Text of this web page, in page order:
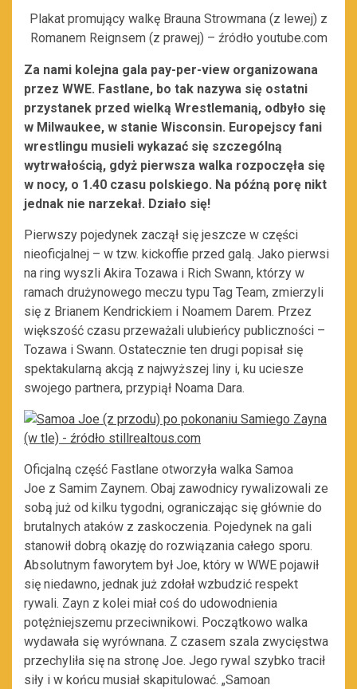
Plakat promujący walkę Brauna Strowmana (z lewej) z
Romanem Reignsem (z prawej) – źródło youtube.com
Za nami kolejna gala pay-per-view organizowana
przez WWE. Fastlane, bo tak nazywa się ostatni
przystanek przed wielką Wrestlemanią, odbyło się
w Milwaukee, w stanie Wisconsin. Europejscy fani
wrestlingu musieli wykazać się szczególną
wytrwałością, gdyż pierwsza walka rozpoczęła się
w nocy, o 1.40 czasu polskiego. Na późną porę nikt
jednak nie narzekał. Działo się!
Pierwszy pojedynek zaczął się jeszcze w części
nieoficjalnej – w tzw. kickoffie przed galą. Jako pierwsi
na ring wyszli Akira Tozawa i Rich Swann, którzy w
ramach drużynowego meczu typu Tag Team, zmierzyli
się z Brianem Kendrickiem i Noamem Darem. Przez
większość czasu przeważali ulubieńcy publiczności –
Tozawa i Swann. Ostatecznie ten drugi popisał się
spektakularną akcją z najwyższej liny i, ku uciesze
swojego partnera, przypiął Noama Dara.
Oficjalną część Fastlane otworzyła walka Samoa
Joe z Samim Zaynem. Obaj zawodnicy rywalizowali ze
sobą już od kilku tygodni, ograniczając się głównie do
brutalnych ataków z zaskoczenia. Pojedynek na gali
stanowił dobrą okazję do rozwiązania całego sporu.
Absolutnym faworytem był Joe, który w WWE pojawił
się niedawno, jednak już zdołał wzbudzić respekt
rywali. Zayn z kolei miał coś do udowodnienia
potężniejszemu przeciwnikowi. Początkowo walka
wydawała się wyrównana. Z czasem szala zwycięstwa
przechyliła się na stronę Joe. Jego rywal szybko tracił
siły i w końcu musiał skapitulować. „Samoan